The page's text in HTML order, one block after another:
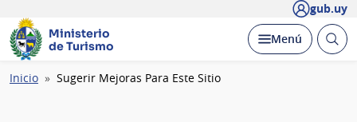
gub.uy
Ministerio
de Turismo
Desplegar
Menú Abrir
Ruta
Inicio Sugerir Mejoras Para Este Sitio